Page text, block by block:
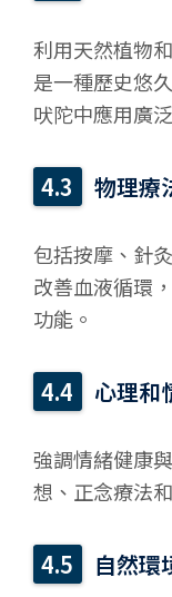
利用天然植物
是一種歷史悠
吠陀中應用廣
物理療
包括按摩、針
改善血液循環
功能。
心理和
強調情緒健康
想、正念療法
自然環